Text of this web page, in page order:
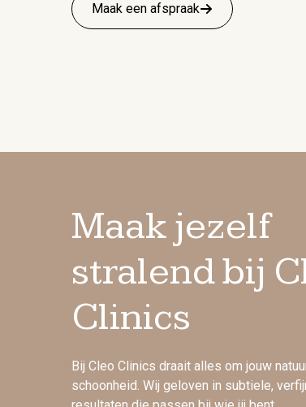
Maak een afspraak
Maak jezelf
stralend bij
Clinics
Bij Cleo Clinics draait alles om jouw
schoonheid. Wij geloven in subtiele,